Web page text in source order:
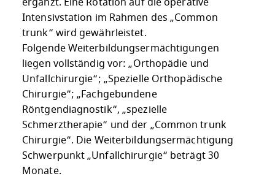
Intensivstation im Rahmen des „Common
trunk“ wird gewährleistet.
Folgende Weiterbildungsermächtigungen
liegen vollständig vor: „Orthopädie und
Unfallchirurgie“; „Spezielle Orthopädische
Chirurgie“; „Fachgebundene
Röntgendiagnostik“, „spezielle
Schmerztherapie“ und der „Common trunk
Chirurgie“. Die Weiterbildungsermächtigung
Schwerpunkt „Unfallchirurgie“ beträgt 30
Monate.